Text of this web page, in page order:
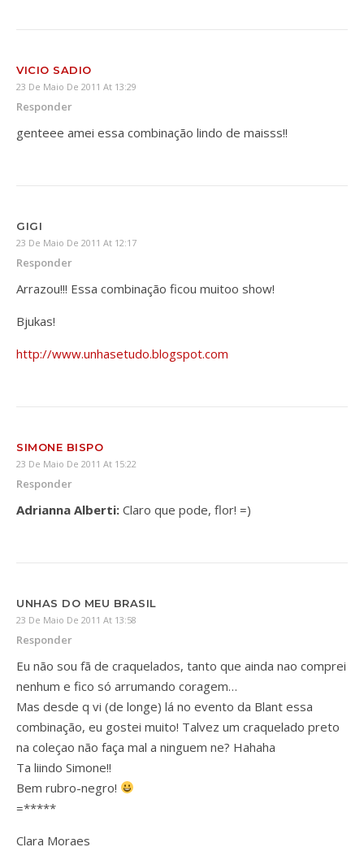
VICIO SADIO
23 De Maio De 2011 At 13:29
Responder
genteee amei essa combinação lindo de maisss!!
GIGI
23 De Maio De 2011 At 12:17
Responder
Arrazou!!! Essa combinação ficou muitoo show!
Bjukas!
http://www.unhasetudo.blogspot.com
SIMONE BISPO
23 De Maio De 2011 At 15:22
Responder
Adrianna Alberti: Claro que pode, flor! =)
UNHAS DO MEU BRASIL
23 De Maio De 2011 At 13:58
Responder
Eu não sou fã de craquelados, tanto que ainda nao comprei
nenhum e fico só arrumando coragem…
Mas desde q vi (de longe) lá no evento da Blant essa
combinação, eu gostei muito! Talvez um craquelado preto
na coleçao não faça mal a ninguem ne? Hahaha
Ta liindo Simone!!
Bem rubro-negro!
=*****
Clara Moraes